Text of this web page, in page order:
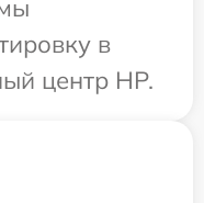
в
центр HP.